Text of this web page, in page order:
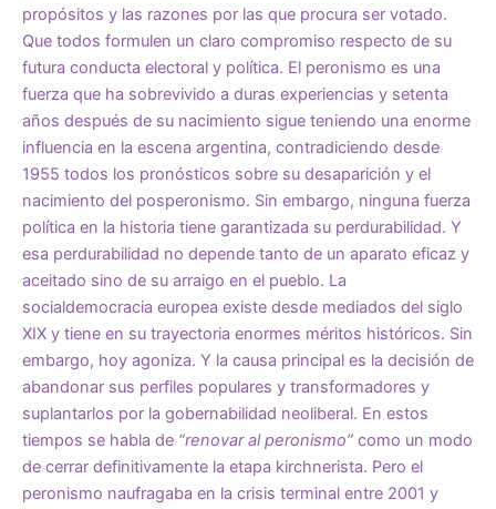
propósitos y las razones por las que procura ser votado.
Que todos formulen un claro compromiso respecto de su
futura conducta electoral y política. El peronismo es una
fuerza que ha sobrevivido a duras experiencias y setenta
años después de su nacimiento sigue teniendo una enorme
influencia en la escena argentina, contradiciendo desde
1955 todos los pronósticos sobre su desaparición y el
nacimiento del posperonismo. Sin embargo, ninguna fuerza
política en la historia tiene garantizada su perdurabilidad. Y
esa perdurabilidad no depende tanto de un aparato eficaz y
aceitado sino de su arraigo en el pueblo. La
socialdemocracia europea existe desde mediados del siglo
XIX y tiene en su trayectoria enormes méritos históricos. Sin
embargo, hoy agoniza. Y la causa principal es la decisión de
abandonar sus perfiles populares y transformadores y
suplantarlos por la gobernabilidad neoliberal. En estos
tiempos se habla de “renovar al peronismo” como un modo
de cerrar definitivamente la etapa kirchnerista. Pero el
peronismo naufragaba en la crisis terminal entre 2001 y